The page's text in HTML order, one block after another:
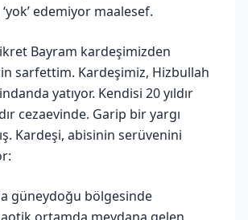
‘yok’ edemiyor maalesef.
Bayram kardeşimizden
sarfettim. Kardeşimiz, Hizbullah
yatıyor. Kendisi 20 yıldır
cezaevinde. Garip bir yargı
Kardeşi, abisinin serüvenini
güneydoğu bölgesinde